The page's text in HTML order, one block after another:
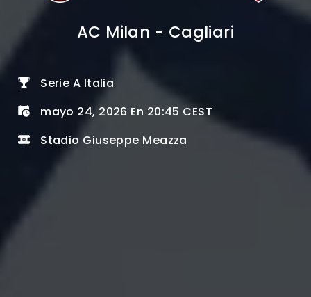
AC Milan - Cagliari
Serie A Italia
mayo 24, 2026 En 20:45 CEST
Stadio Giuseppe Meazza